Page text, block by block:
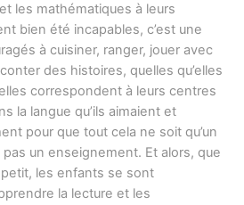
les mathématiques à leurs
bien été incapables, c’est une
à cuisiner, ranger, jouer avec
des histoires, quelles qu’elles
correspondent à leurs centres
la langue qu’ils aimaient et
pour que tout cela ne soit qu’un
un enseignement. Et alors, que
petit, les enfants se sont
la lecture et les